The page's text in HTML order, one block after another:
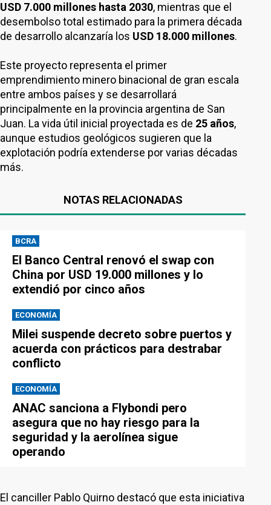
USD 7.000 millones hasta 2030, mientras que el
desembolso total estimado para la primera década
de desarrollo alcanzaría los USD 18.000 millones.
Este proyecto representa el primer
emprendimiento minero binacional de gran escala
entre ambos países y se desarrollará
principalmente en la provincia argentina de San
Juan. La vida útil inicial proyectada es de 25 años,
aunque estudios geológicos sugieren que la
explotación podría extenderse por varias décadas
más.
NOTAS RELACIONADAS
BCRA
El Banco Central renovó el swap con
China por USD 19.000 millones y lo
extendió por cinco años
ECONOMÍA
Milei suspende decreto sobre puertos y
acuerda con prácticos para destrabar
conflicto
ECONOMÍA
ANAC sanciona a Flybondi pero
asegura que no hay riesgo para la
seguridad y la aerolínea sigue
operando
El canciller Pablo Quirno destacó que esta iniciativa